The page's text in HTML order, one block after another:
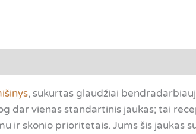
, sukurtas glaudžiai
dar vienas standartinis jaukas; tai
ir skonio prioritetais. Jums šis jaukas